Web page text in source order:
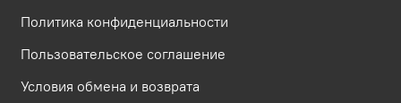
Политика конфиденциальности
Пользовательское соглашение
Условия обмена и возврата